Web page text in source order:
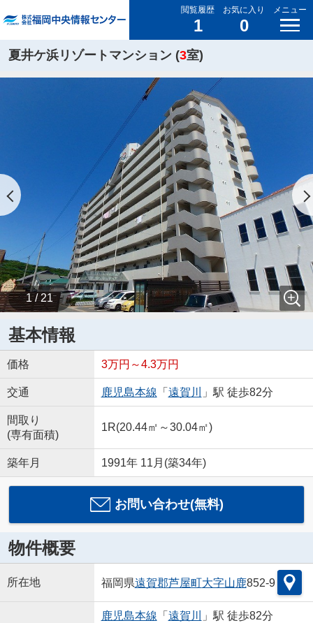
閲覧履歴
1
お気に入り
0
メニュー
夏井ケ浜リゾートマンション (3室)
1 / 21
基本情報
価格 3万円～4.3万円
交通 鹿児島本線 「 遠賀川 」駅 徒歩82分
間取り
(専有面積)
1R(20.44㎡～30.04㎡)
築年月 1991年 11月(築34年)
お問い合わせ(無料)
物件概要
所在地 福岡県遠賀郡芦屋町大字山鹿852-9
鹿児島本線 「 遠賀川
」駅 徒歩82分